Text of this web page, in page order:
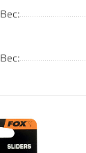
Вес:
Вес: